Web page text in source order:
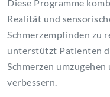
Diese Programme
Realität und
Schmerzempfinden zu
unterstützt Patienten
Schmerzen
verbessern.